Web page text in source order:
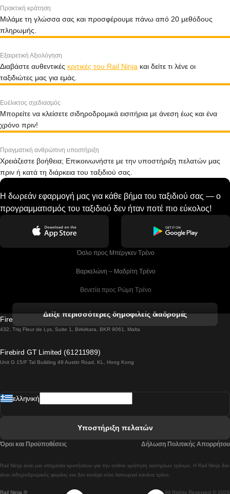
Πρακτική κράτηση
Μιλάμε τη γλώσσα σας και προσφέρουμε πάνω από 20 μεθόδους
πληρωμής.
Εξαιρετική Αξιολόγηση
Διαβάστε αυθεντικές κριτικές του Rail Ninja και δείτε τι λένε οι
ταξιδιώτες μας για εμάς.
Ευέλικτος σχεδιασμός
Μπορείτε να κλείσετε σιδηροδρομικά εισιτήρια με άνεση έως και ένα
χρόνο πριν!
Πραγματική ανθρώπινη υποστήριξη
Χρειάζεστε βοήθεια; Επικοινωνήστε με την υποστήριξη πελατών μας
πριν ή κατά τη διάρκεια του ταξιδιού σας.
Η δωρεάν εφαρμογή μας για κάθε βήμα του ταξιδιού σας — ο
προγραμματισμός του ταξιδιού δεν ήταν ποτέ πιο εύκολος!
Όσλο προς Μπέργκεν Tρένο
Βαρκελώνη – Μαδρίτη Tρένο
Βενετία προς Ρώμη Τρένο
Βιέννη προς Σάλτσμπουργκ Τρένα
Βουδαπέστη προς Πράγα Tρένο
Λισαβόνα προς Λάγος Tρένο
Δείξε περισσότερες δημοφιλείς διαδρομές
Firebird GT Limited (OC 1451)
432, Triq Fleur de Lys, Suite 1, Birkirkara, BKR 9061, Malta
Firebird GT Limited (61211989)
Unit G 15/F Tal Building 49 Austin Road, KL, Hong Kong
Rail Ninja ® All Rights Reserved © 2026
Rail Ninja είναι μια υπηρεσία κρατήσεων για την online κράτηση εισιτηρίων τρένων. Η Rail Ninja δεν
είναι σιδηροδρομικός φορέας και δεν κατέχει ούτε λειτουργεί κανένα τρένο.
ελληνική
Υποστήριξη πελατών
Όροι και Προϋποθέσεις Δήλωση Πολιτικής Απορρήτου